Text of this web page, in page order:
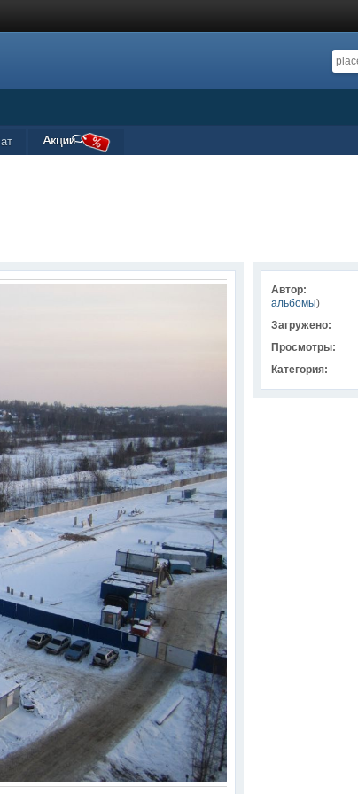
Автор:
альбомы)
Загружено:
Просмотры:
Категория: